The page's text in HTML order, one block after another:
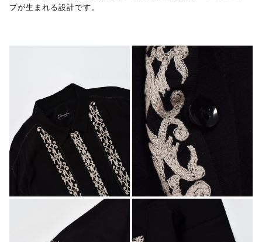
プが生まれる設計です。